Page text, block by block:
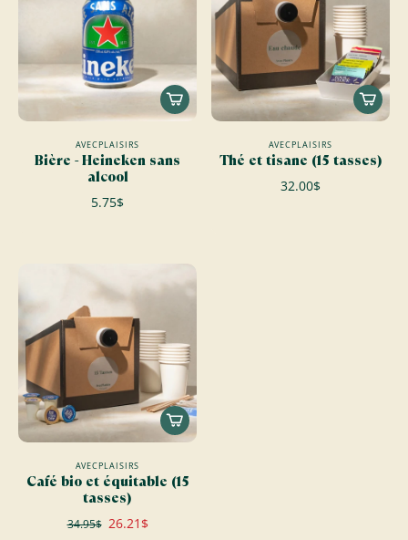
AVECPLAISIRS
Bière - Heineken sans
alcool
5.75$
AVECPLAISIRS
Thé et tisane (15 tasses)
32.00$
AVECPLAISIRS
Café bio et équitable (15
tasses)
34.95$ 26.21$